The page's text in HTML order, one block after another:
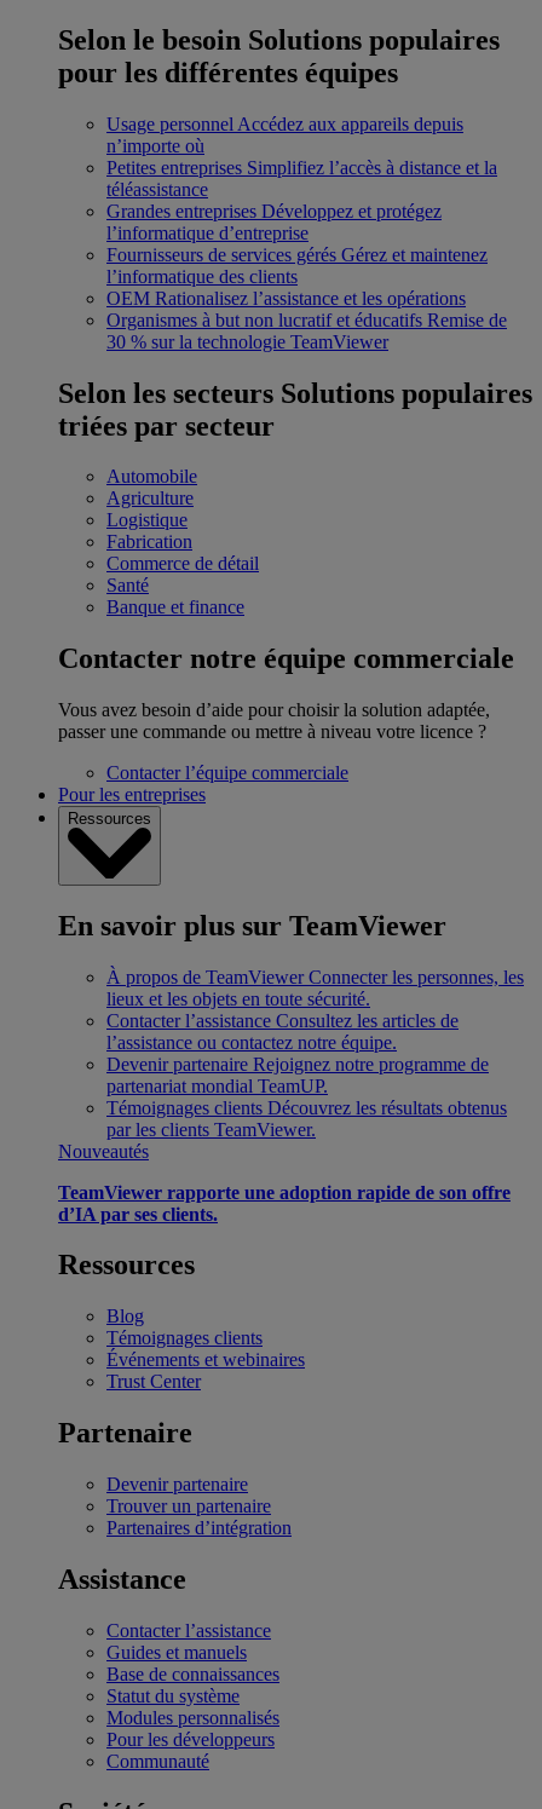
Selon le besoin Solutions populaires
pour les différentes équipes
Usage personnel Accédez aux appareils depuis
n’importe où
Petites entreprises Simplifiez l’accès à distance et la
téléassistance
Grandes entreprises Développez et protégez
l’informatique d’entreprise
Fournisseurs de services gérés Gérez et maintenez
l’informatique des clients
OEM Rationalisez l’assistance et les opérations
Organismes à but non lucratif et éducatifs Remise de
30 % sur la technologie TeamViewer
Selon les secteurs Solutions populaires
triées par secteur
Automobile
Agriculture
Logistique
Fabrication
Commerce de détail
Santé
Banque et finance
Contacter notre équipe commerciale
Vous avez besoin d’aide pour choisir la solution adaptée,
passer une commande ou mettre à niveau votre licence ?
Contacter l’équipe commerciale
Pour les entreprises
Ressources
En savoir plus sur TeamViewer
À propos de TeamViewer Connecter les personnes, les
lieux et les objets en toute sécurité.
Contacter l’assistance Consultez les articles de
l’assistance ou contactez notre équipe.
Devenir partenaire Rejoignez notre programme de
partenariat mondial TeamUP.
Témoignages clients Découvrez les résultats obtenus
par les clients TeamViewer.
Nouveautés
TeamViewer rapporte une adoption rapide de son offre
d’IA par ses clients.
Ressources
Blog
Témoignages clients
Événements et webinaires
Trust Center
Partenaire
Devenir partenaire
Trouver un partenaire
Partenaires d’intégration
Assistance
Contacter l’assistance
Guides et manuels
Base de connaissances
Statut du système
Modules personnalisés
Pour les développeurs
Communauté